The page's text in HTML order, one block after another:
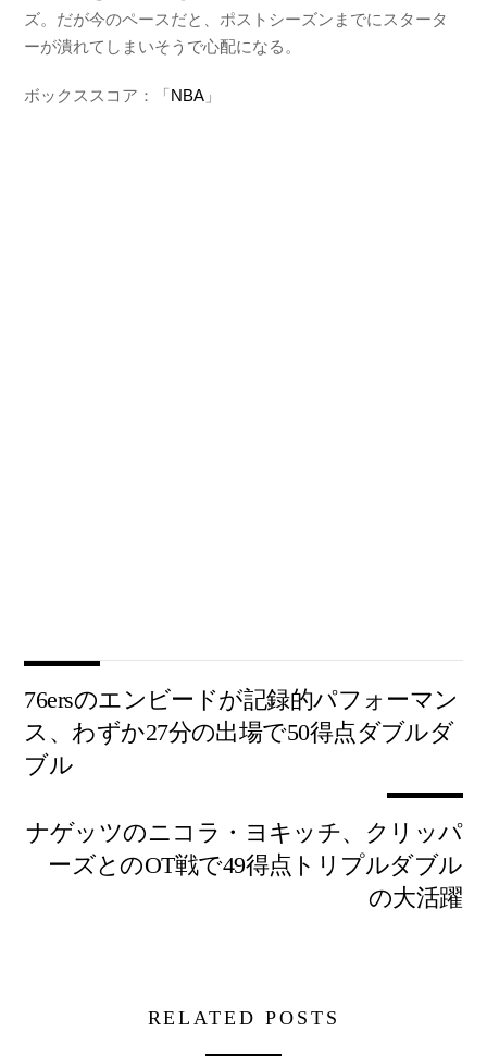
ズ。だが今のペースだと、ポストシーズンまでにスタータ
ーが潰れてしまいそうで心配になる。
ボックススコア：「NBA 」
76ersのエンビードが記録的パフォーマン
ス、わずか27分の出場で50得点ダブルダ
ブル
ナゲッツのニコラ・ヨキッチ、クリッパ
ーズとのOT戦で49得点トリプルダブル
の大活躍
RELATED POSTS